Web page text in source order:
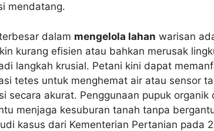
mendatang.
dalam mengelola lahan warisan
kurang efisien atau bahkan merusak
langkah krusial. Petani kini dapat
tetes untuk menghemat air atau sensor
secara akurat. Penggunaan pupuk organik
menjaga kesuburan tanah tanpa
kasus dari Kementerian Pertanian pada